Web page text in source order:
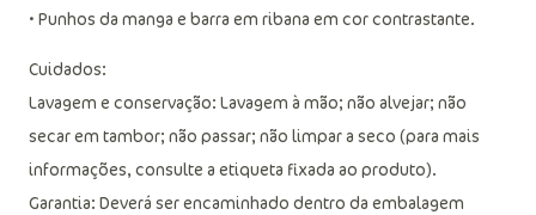
• Punhos da manga e barra em ribana em cor contrastante.
Cuidados:
Lavagem e conservação: Lavagem à mão; não alvejar; não
secar em tambor; não passar; não limpar a seco (para mais
informações, consulte a etiqueta fixada ao produto).
Garantia: Deverá ser encaminhado dentro da embalagem